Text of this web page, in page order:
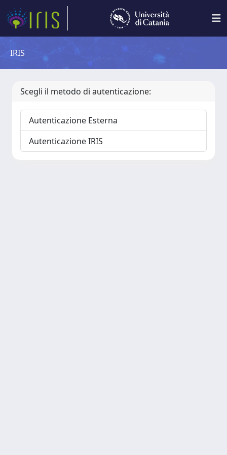
IRIS
Scegli il metodo di autenticazione:
Autenticazione Esterna
Autenticazione IRIS